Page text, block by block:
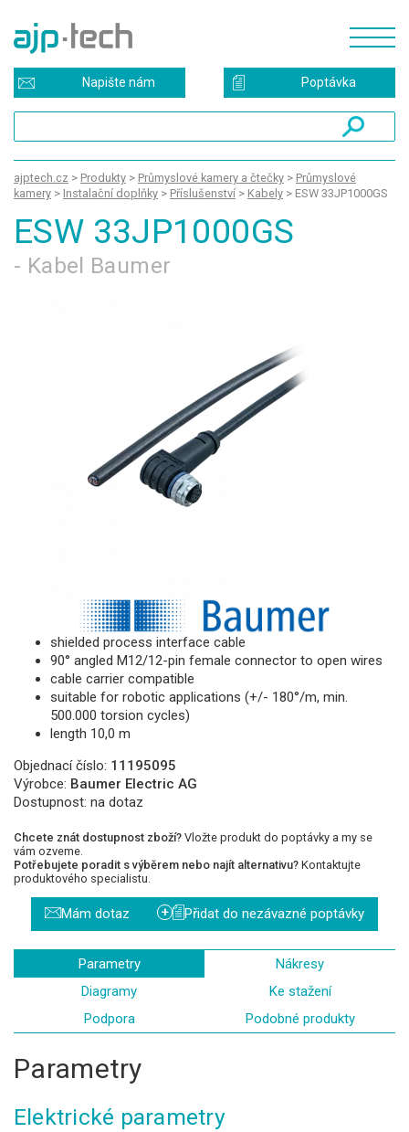
Poptávka
Napište nám
ajptech.cz > Produkty > Průmyslové kamery a čtečky > Průmyslové
kamery > Instalační doplňky > Příslušenství > Kabely > ESW 33JP1000GS
ESW 33JP1000GS
- Kabel Baumer
shielded process interface cable
90° angled M12/12-pin female connector to open wires
cable carrier compatible
suitable for robotic applications (+/- 180°/m, min.
500.000 torsion cycles)
length 10,0 m
Objednací číslo: 11195095
Výrobce: Baumer Electric AG
Dostupnost: na dotaz
Chcete znát dostupnost zboží? Vložte produkt do poptávky a my se
vám ozveme.
Potřebujete poradit s výběrem nebo najít alternativu? Kontaktujte
produktového specialistu.
Mám dotaz + Přidat do nezávazné poptávky
Parametry
Nákresy
Diagramy
Ke stažení
Podpora
Podobné produkty
Parametry
Elektrické parametry